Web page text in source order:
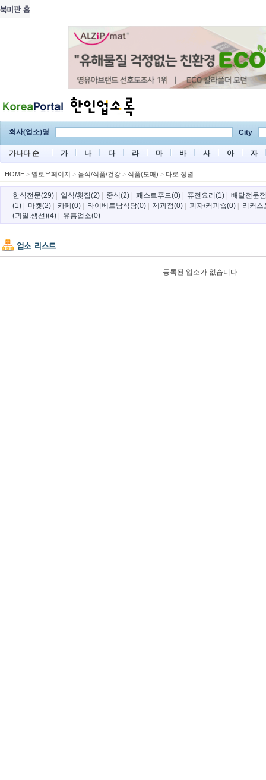
회사(업소)명 City
가나다 순 가 나 다 라 마 바 사 아 자
HOME > 옐로우페이지 > 음식/식품/건강 > 식품(도매) > 다로 정렬
한식전문(29) 일식/횟집(2) 중식(2) 패스트푸드(0) 퓨전요리(1)
배달전문
(1)
마켓(2) 카페(0) 타이베트남식당(0) 제과점(0) 피자/커피숍(0)
리커스
(과일.생선)(4)
유흥업소(0)
등록된 업소가 없습니다.